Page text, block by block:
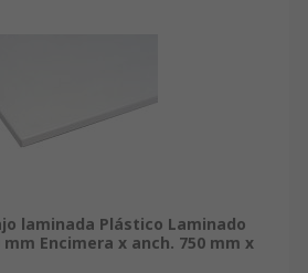
laminada Plástico Laminado
Encimera x anch. 750 mm x